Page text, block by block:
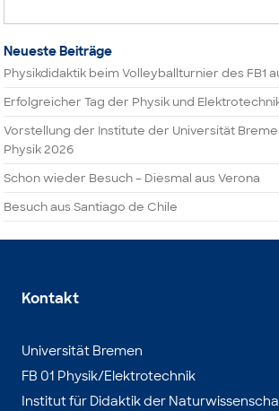
Neueste Beiträge
Physikdidaktik beim Volleyballturnier des FB1
Erfolgreicher Tag der Physik und
Vorstellung der Institute der Universität
Physik 2026
Schon wieder Besuch – Diesmal aus Verona
Besuch aus Santiago de Chile
Kontakt
Universität Bremen
FB 01 Physik/Elektrotechnik
Institut für Didaktik der